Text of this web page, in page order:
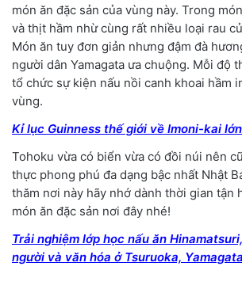
món ăn đặc sản của vùng này. Trong
và thịt hầm nhừ cùng rất nhiều loại rau
Món ăn tuy đơn giản nhưng đậm đà
người dân Yamagata ưa chuộng. Mỗi độ
tổ chức sự kiện nấu nồi canh khoai hầm
vùng.
Kỉ lục Guinness thế giới về Imoni-kai
Tohoku vừa có biển vừa có đồi núi nên
thực phong phú đa dạng bậc nhất Nhật
thăm nơi này hãy nhớ dành thời gian tận
món ăn đặc sản nơi đây nhé!
Trải nghiệm lớp học nấu ăn
người và văn hóa ở Tsuruoka, Yamagata